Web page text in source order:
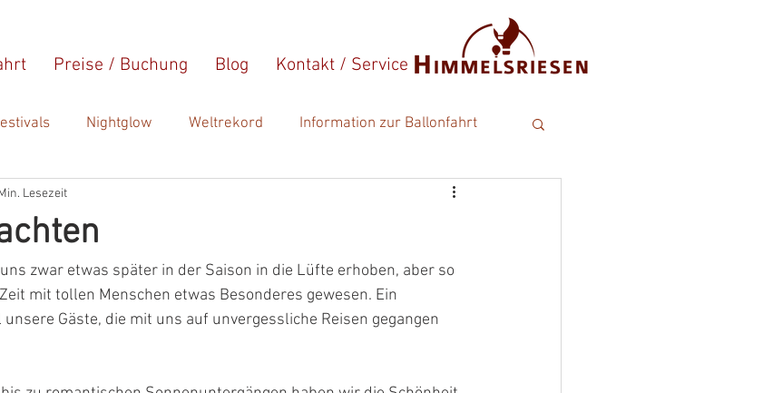
Preise / Buchung Blog Kontakt / Service
Nightglow Weltrekord Information zur Ballonfahrt
Lesezeit
zwar etwas später in der Saison in die Lüfte erhoben, aber so
mit tollen Menschen etwas Besonderes gewesen. Ein
Gäste, die mit uns auf unvergessliche Reisen gegangen